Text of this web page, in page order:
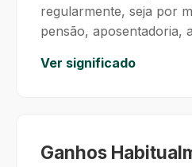
regularmente, seja por
pensão, aposentadoria,
Ver significado
Ganhos